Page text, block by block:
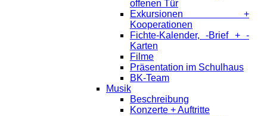
offenen Tür
Exkursionen +
Kooperationen
Fichte-Kalender, -Brief + -
Karten
Filme
Präsentation im Schulhaus
BK-Team
Musik
Beschreibung
Konzerte + Auftritte